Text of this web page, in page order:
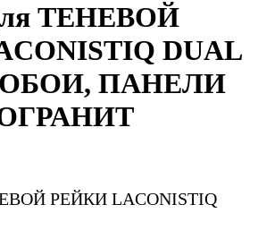
ТЕНЕВОЙ
DUAL
ПАНЕЛИ
РЕЙКИ LACONISTIQ